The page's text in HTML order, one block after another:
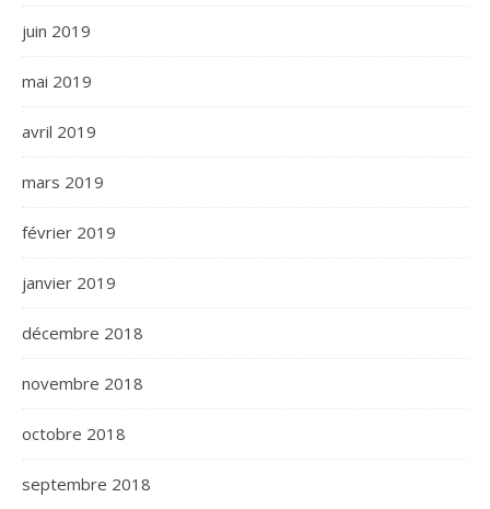
juin 2019
mai 2019
avril 2019
mars 2019
février 2019
janvier 2019
décembre 2018
novembre 2018
octobre 2018
septembre 2018